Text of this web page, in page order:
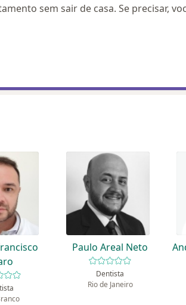
sem sair de casa. Se precisar,
Paulo Areal Neto
Dentista
Rio de Janeiro